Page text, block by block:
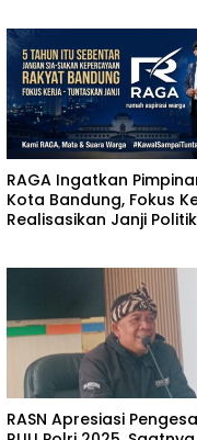
RAGA Ingatkan
Kota Bandung, Fokus
Realisasikan Janji
RASN Apresiasi